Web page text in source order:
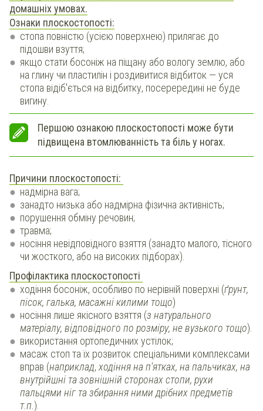
домашніх умовах.
Ознаки плоскостопості:
стопа повністю (усією поверхнею) прилягає до
підошви взуття;
якщо стати босоніж на піщану або вологу землю, або
на глину чи пластилін і роздивитися відбиток — уся
стопа відіб'ється на відбитку, посерередині не буде
вигину.
Першою ознакою плоскостопості може бути
підвищена втомлюванність та біль у ногах.
Причини плоскостопості:
надмірна вага;
занадто низька або надмірна фізична активність;
порушення обміну речовин;
травма;
носіння невідповідного взяття (занадто малого, тісного
чи жосткого, або на високих підборах).
Профілактика плоскостопості
ходіння босоніж, особливо по нерівній поверхні (ґрунт,
пісок, галька, масажні килими тощо)
носіння лише якісного взяття (з натурального
матеріалу, відповідного по розміру, не вузького тощо).
використання ортопедичних устілок;
масаж стоп та їх розвиток спеціальними комплексами
вправ (наприклад, ходіння на п'ятках, на пальчиках, на
внутрійшні та зовнішній сторонах стопи, рухи
пальцями ніг та збирання ними дрібних предметів
т.п.).